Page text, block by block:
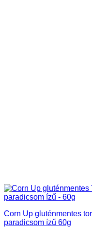
Corn Up gluténmentes
paradicsom ízű 60g